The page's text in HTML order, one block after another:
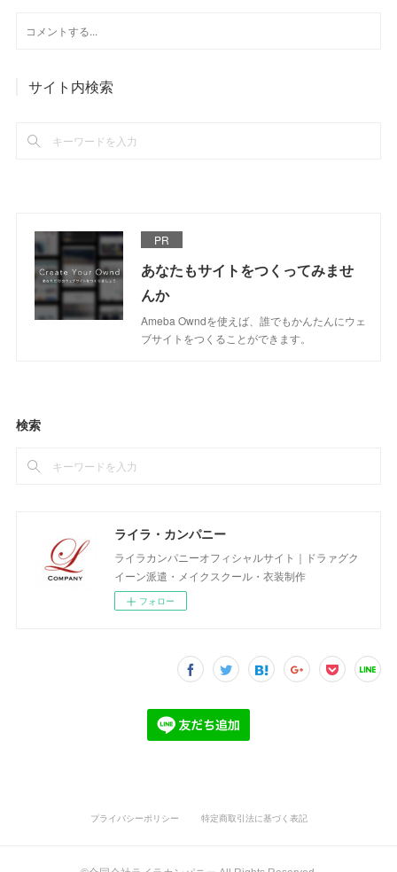
サイト内検索
PR
あなたもサイトをつくってみませ
んか
Ameba Owndを使えば、誰でもかんたんにウェ
ブサイトをつくることができます。
検索
ライラ・カンパニー
ライラカンパニーオフィシャルサイト｜ドラァグク
イーン派遣・メイクスクール・衣装制作
フォロー
プライバシーポリシー 特定商取引法に基づく表記